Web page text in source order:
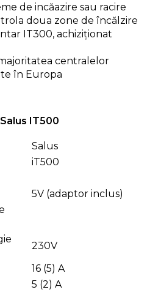
de incăazire sau racire
doua zone de încălzire
IT300, achiziționat
centralelor
în Europa
IT500
Salus
iT500
5V (adaptor inclus)
230V
16 (5) A
5 (2) A